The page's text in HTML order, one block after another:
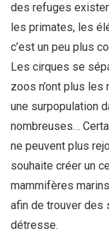
des refuges
les primates, les
c’est un peu plus
Les cirques se
zoos n’ont plus
une surpopulation
nombreuses…
ne peuvent plus
souhaite créer un
mammifères
afin de trouver des
détresse.